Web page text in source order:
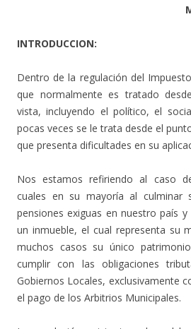
INTRODUCCION:
Dentro de la regulación del
que normalmente es tratado
vista, incluyendo el político, el
pocas veces se le trata desde el
que presenta dificultades en su
Nos estamos refiriendo al caso
cuales en su mayoría al culminar
pensiones exiguas en nuestro país
un inmueble, el cual representa su
muchos casos su único
cumplir con las obligaciones
Gobiernos Locales, exclusivamente
el pago de los Arbitrios Municipales.